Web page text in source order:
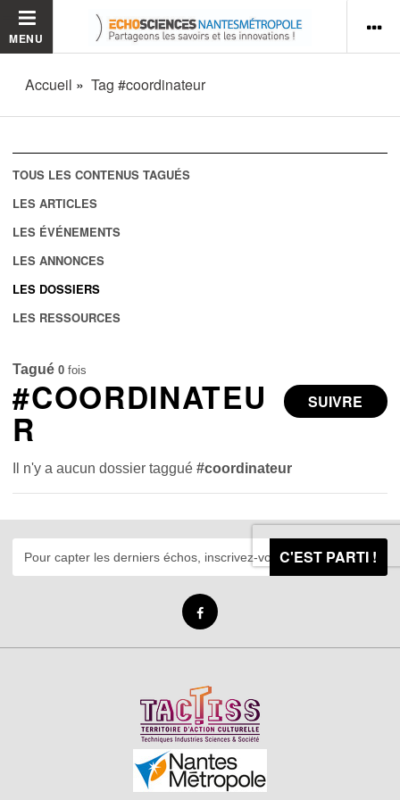
MENU
Accueil Tag #coordinateur
TOUS LES CONTENUS TAGUÉS
LES ARTICLES
LES ÉVÉNEMENTS
LES ANNONCES
LES DOSSIERS
LES RESSOURCES
Tagué 0 fois
SUIVRE
#COORDINATEU
R
Il n'y a aucun dossier taggué#coordinateur
C'EST PARTI !